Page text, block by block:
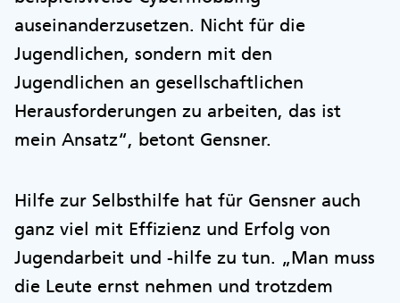
auseinanderzusetzen. Nicht für die
Jugendlichen, sondern mit den
Jugendlichen an gesellschaftlichen
Herausforderungen zu arbeiten, das ist
mein Ansatz“, betont Gensner.
Hilfe zur Selbsthilfe hat für Gensner auch
ganz viel mit Effizienz und Erfolg von
Jugendarbeit und -hilfe zu tun. „Man muss
die Leute ernst nehmen und trotzdem